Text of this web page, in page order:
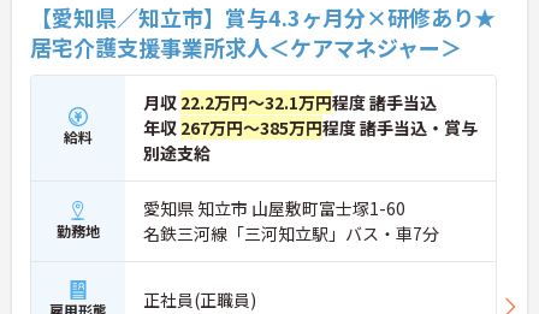
【愛知県／知立市】賞与4.3ヶ月分×研修あり★
居宅介護支援事業所求人＜ケアマネジャー＞
給料
月収 22.2万円～32.1万円程度 諸手当込
年収 267万円～385万円程度 諸手当込・賞与
別途支給
勤務地
愛知県 知立市 山屋敷町富士塚1-60
名鉄三河線「三河知立駅」バス・車7分
正社員(正職員)